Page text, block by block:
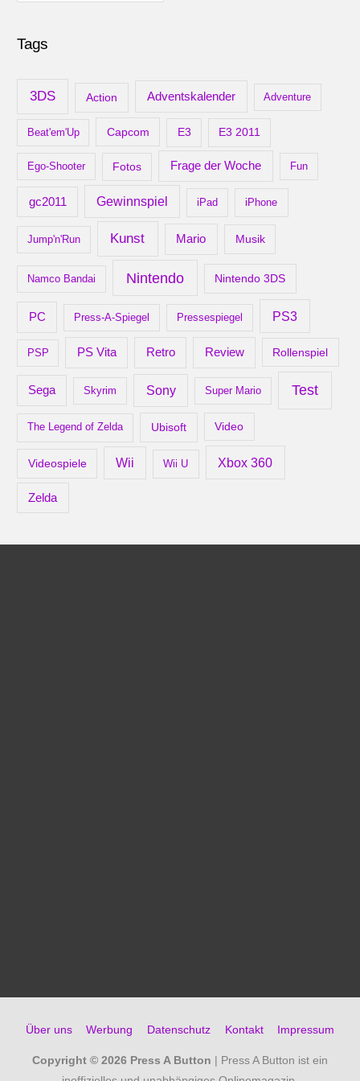
Tags
3DS Action Adventskalender Adventure
Beat'em'Up Capcom E3 E3 2011
Ego-Shooter Fotos Frage der Woche Fun
gc2011 Gewinnspiel iPad iPhone
Jump'n'Run Kunst Mario Musik
Namco Bandai Nintendo Nintendo 3DS
PC Press-A-Spiegel Pressespiegel PS3
PSP PS Vita Retro Review Rollenspiel
Sega Skyrim Sony Super Mario Test
The Legend of Zelda Ubisoft Video
Videospiele Wii Wii U Xbox 360
Zelda
Über uns Werbung Datenschutz Kontakt Impressum
Copyright © 2026 Press A Button | Press A Button ist ein